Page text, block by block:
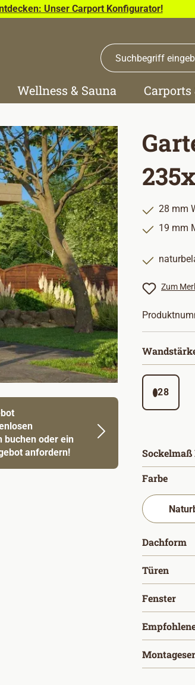
Unser Carport Konfigurator!
Wellness & Sauna Carports
buchen oder ein
anfordern!
28 mm
19 mm
Zum
28
Sockelmaß
Farbe
Dachform
Türen
Fenster